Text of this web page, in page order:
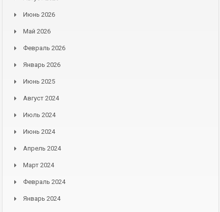
Июнь 2026
Май 2026
Февраль 2026
Январь 2026
Июнь 2025
Август 2024
Июль 2024
Июнь 2024
Апрель 2024
Март 2024
Февраль 2024
Январь 2024